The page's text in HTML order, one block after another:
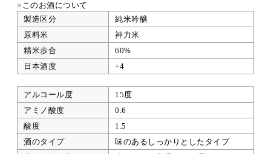
■ このお酒について
製造区分
純米吟醸
原料米
神力米
精米歩合
60%
日本酒度
+4
アルコール度
15度
アミノ酸度
0.6
酸度
1.5
酒のタイプ
味のあるしっかりとしたタイプ